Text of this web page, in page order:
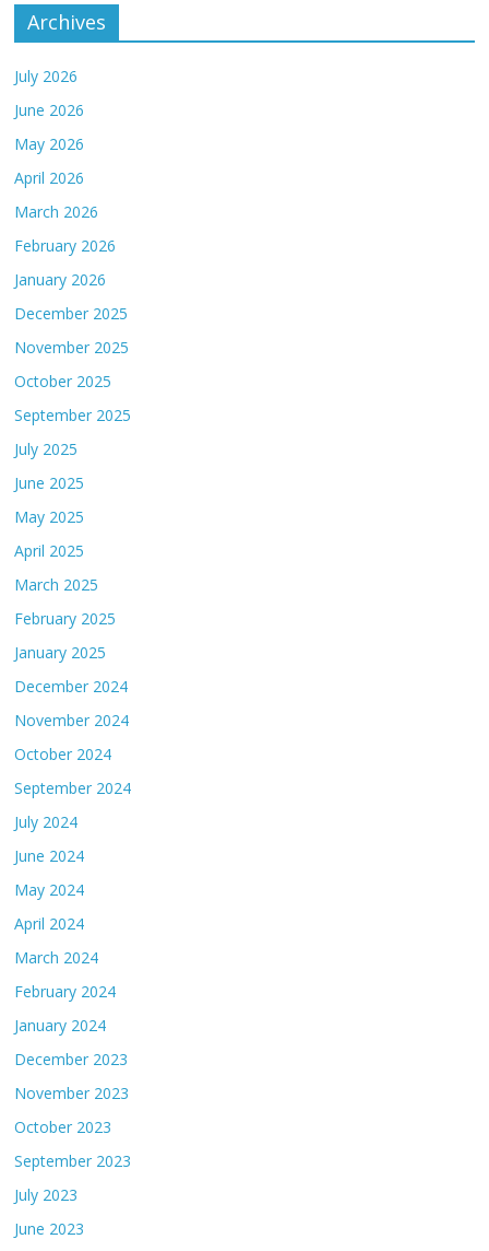
Archives
July 2026
June 2026
May 2026
April 2026
March 2026
February 2026
January 2026
December 2025
November 2025
October 2025
September 2025
July 2025
June 2025
May 2025
April 2025
March 2025
February 2025
January 2025
December 2024
November 2024
October 2024
September 2024
July 2024
June 2024
May 2024
April 2024
March 2024
February 2024
January 2024
December 2023
November 2023
October 2023
September 2023
July 2023
June 2023